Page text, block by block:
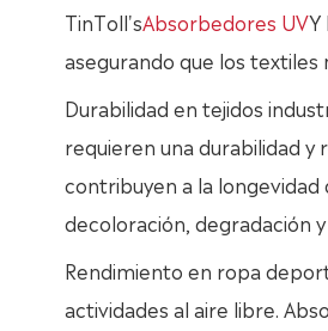
TinToll'sAbsorbedores UVY
asegurando que los
Durabilidad en tejidos
requieren una durabilidad
contribuyen a la
decoloración, degradación
Rendimiento en ropa
actividades al aire libre.